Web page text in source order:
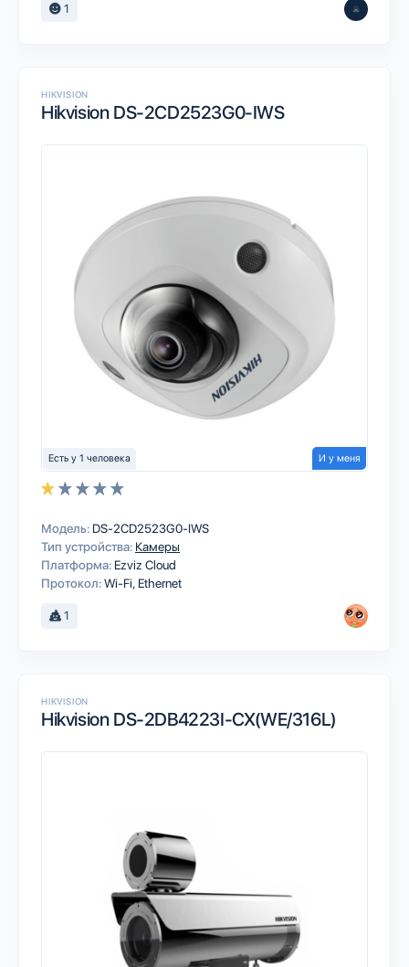
1
HIKVISION
Hikvision DS-2CD2523G0-IWS
Есть у 1 человека И у меня
Модель: DS-2CD2523G0-IWS
Тип устройства: Камеры
Платформа: Ezviz Cloud
Протокол:Wi-Fi Ethernet
1
HIKVISION
Hikvision DS-2DB4223I-CX(WE/316L)